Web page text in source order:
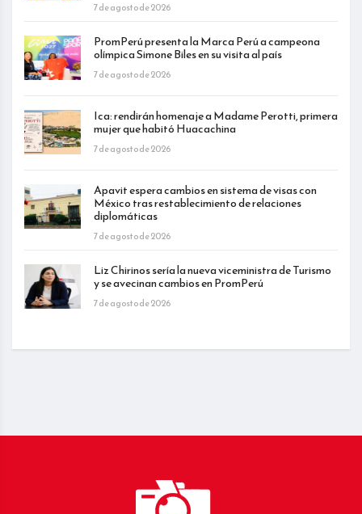
7 de agosto de 2026
PromPerú presenta la Marca Perú a campeona
olímpica Simone Biles en su visita al país
7 de agosto de 2026
Ica: rendirán homenaje a Madame Perotti, primera
mujer que habitó Huacachina
7 de agosto de 2026
Apavit espera cambios en sistema de visas con
México tras restablecimiento de relaciones
diplomáticas
7 de agosto de 2026
Liz Chirinos sería la nueva viceministra de Turismo
y se avecinan cambios en PromPerú
7 de agosto de 2026